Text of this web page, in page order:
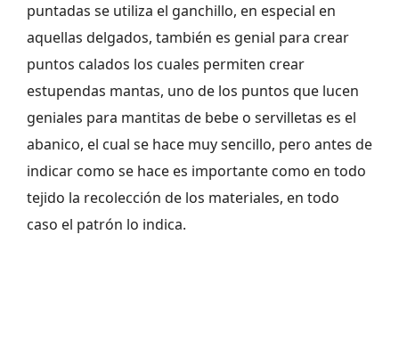
puntadas se utiliza el ganchillo, en especial en
aquellas delgados, también es genial para crear
puntos calados los cuales permiten crear
estupendas mantas, uno de los puntos que lucen
geniales para mantitas de bebe o servilletas es el
abanico, el cual se hace muy sencillo, pero antes de
indicar como se hace es importante como en todo
tejido la recolección de los materiales, en todo
caso el patrón lo indica.